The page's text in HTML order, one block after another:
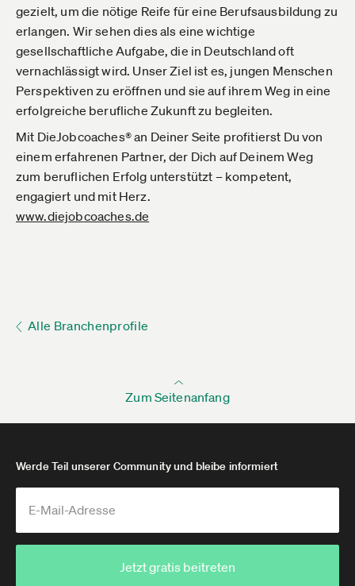
gezielt, um die nötige Reife für eine Berufsausbildung zu
erlangen. Wir sehen dies als eine wichtige
gesellschaftliche Aufgabe, die in Deutschland oft
vernachlässigt wird. Unser Ziel ist es, jungen Menschen
Perspektiven zu eröffnen und sie auf ihrem Weg in eine
erfolgreiche berufliche Zukunft zu begleiten.
Mit DieJobcoaches® an Deiner Seite profitierst Du von
einem erfahrenen Partner, der Dich auf Deinem Weg
zum beruflichen Erfolg unterstützt – kompetent,
engagiert und mit Herz.
www.diejobcoaches.de­
Alle Branchenprofile
Zum Seitenanfang
Werde Teil unserer Community und bleibe informiert
Jetzt gratis beitreten